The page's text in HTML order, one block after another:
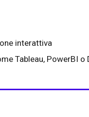
interattiva
Tableau, PowerBI o